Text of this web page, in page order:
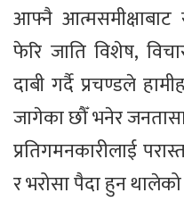
आफ्नै
फेरि जाति विशेष,
दाबी गर्दै प्रचण्डले
जागेका छौँ भनेर
प्रतिगमनकारीलाई
र भरोसा पैदा हुन